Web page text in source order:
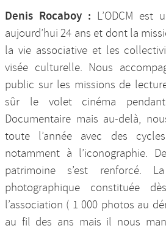
Denis Rocaboy : L’ODCM est
aujourd’hui 24 ans et dont la
la vie associative et les
visée culturelle. Nous
public sur les missions de
sûr le volet cinéma
Documentaire mais au-delà,
toute l’année avec des
notamment à l’iconographie.
patrimoine s’est renforcé.
photographique constituée
l’association ( 1 000 photos au
au fil des ans mais il nous